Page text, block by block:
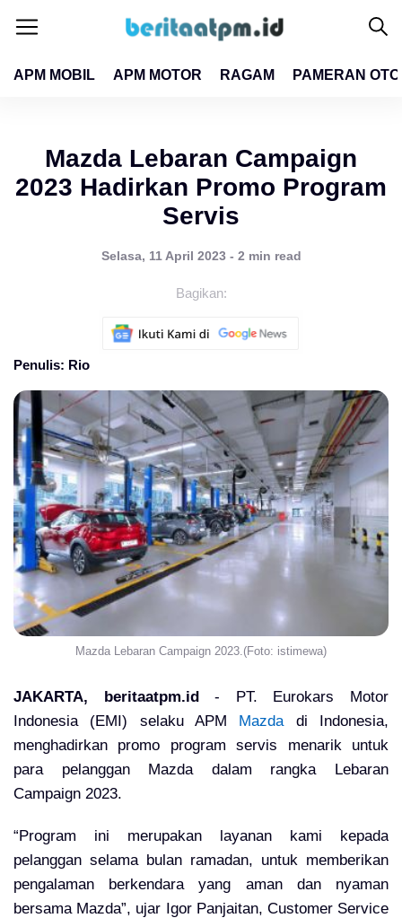
APM MOBIL APM MOTOR RAGAM PAMERAN
Mazda Lebaran Campaign
2023 Hadirkan Promo Program
Servis
Selasa, 11 April 2023 - 2 min read
Bagikan:
Penulis: Rio
Mazda Lebaran Campaign 2023.(Foto: istimewa)
JAKARTA, beritaatpm.id- PT. Eurokars Motor
Indonesia (EMI) selaku APM Mazdadi Indonesia,
menghadirkan promo program servis menarik untuk
para pelanggan Mazda dalam rangka Lebaran
Campaign 2023.
“Program ini merupakan layanan kami kepada
pelanggan selama bulan ramadan, untuk memberikan
pengalaman berkendara yang aman dan nyaman
bersama Mazda”, ujar Igor Panjaitan, Customer Service